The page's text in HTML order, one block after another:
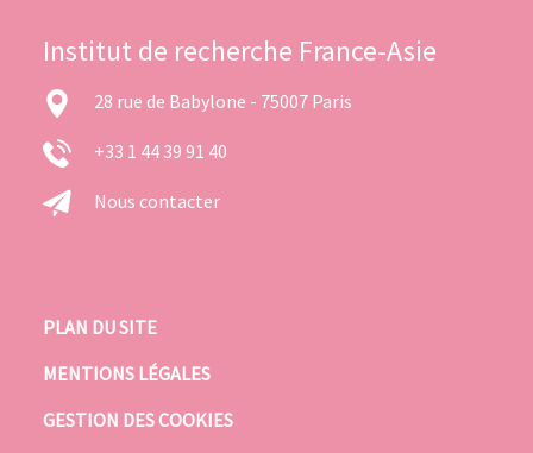
Institut de recherche France-Asie
28 rue de Babylone - 75007 Paris
+33 1 44 39 91 40
Nous contacter
PLAN DU SITE
MENTIONS LÉGALES
GESTION DES COOKIES